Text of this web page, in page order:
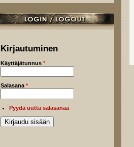
Kirjautuminen
Käyttäjätunnus *
Salasana *
Pyydä uutta salasanaa